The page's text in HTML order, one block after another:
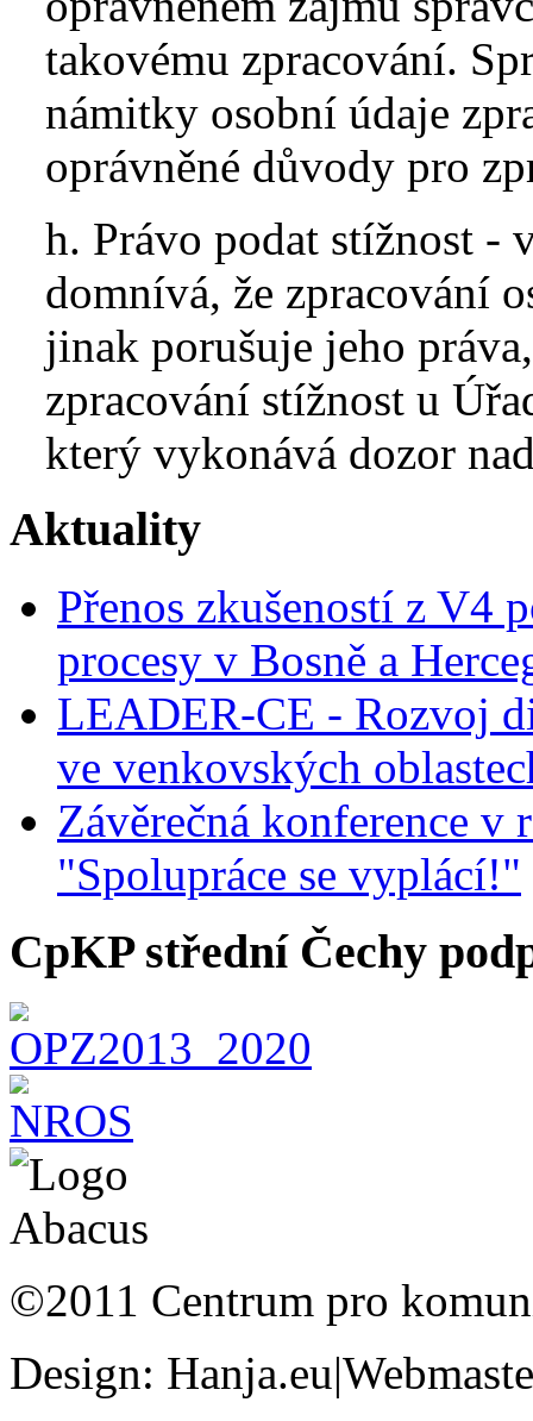
takovému zpracování.
námitky osobní údaje
oprávněné důvody pro
h. Právo podat stížnost -
domnívá, že zpracování
jinak porušuje jeho
zpracování stížnost u
který vykonává dozor
Aktuality
Přenos zkušeností z V4
procesy v Bosně a
LEADER-CE - Rozvoj
ve venkovských
Závěrečná konference v
"Spolupráce se vyplácí!"
CpKP střední Čechy
©2011 Centrum pro
Design: